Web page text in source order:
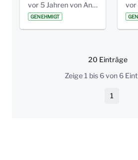
vor 5 Jahren von Anni Schlumberger
GENEHMIGT
20 Einträge
Pro Seite
Zeige 1 bis 6 von 6
Seite
1